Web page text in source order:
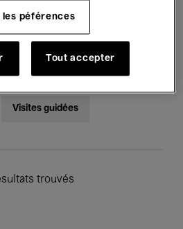
Palace
Visites guidées
trouvés
les péférences
Tout accepter